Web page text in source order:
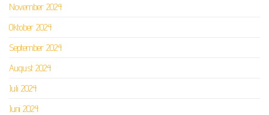
November 2024
Oktober 2024
September 2024
August 2024
Juli 2024
Juni 2024